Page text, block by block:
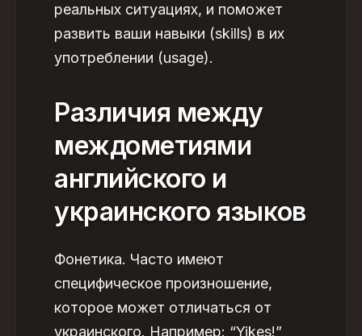
реальных ситуациях, и поможет
развить ваши навыки (skills) в их
употреблении (usage).
Различия между
междометиями
английского и
украинского языков
Фонетика. Часто имеют
специфическое произношение,
которое может отличаться от
украинского. Например: “Yikes!”